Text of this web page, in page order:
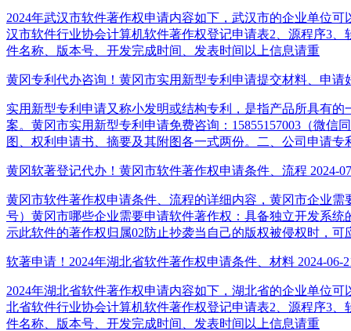
2024年武汉市软件著作权申请内容如下，武汉市的企业单位
汉市软件行业协会计算机软件著作权登记申请表2、源程序3
件名称、版本号、开发完成时间、发表时间以上信息请重
黄冈专利代办咨询！黄冈市实用新型专利申请提交材料、申请
实用新型专利申请又称小发明或结构专利，是指产品所具有
案。黄冈市实用新型专利申请免费咨询：15855157003（微
图、权利申请书、摘要及其附图各一式两份。二、公司申请专
黄冈软著登记代办！黄冈市软件著作权申请条件、流程 2024-
黄冈市软件著作权申请条件、流程的详细内容，黄冈市企业
号）黄冈市哪些企业需要申请软件著作权：具备独立开发系
示此软件的著作权归属02防止抄袭当自己的版权被侵权时，可
软著申请！2024年湖北省软件著作权申请条件、材料 2024-06-
2024年湖北省软件著作权申请内容如下，湖北省的企业单位
北省软件行业协会计算机软件著作权登记申请表2、源程序3
件名称、版本号、开发完成时间、发表时间以上信息请重